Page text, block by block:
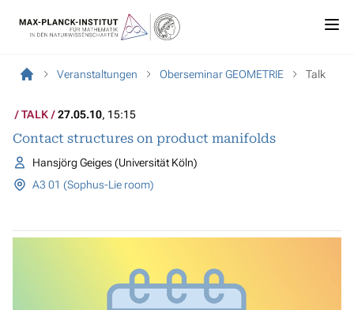
Veranstaltungen Oberseminar GEOMETRIE Talk
TALK 27.05.10, 15:15
Contact structures on product manifolds
Hansjörg Geiges (Universität Köln)
A3 01 (Sophus-Lie room)